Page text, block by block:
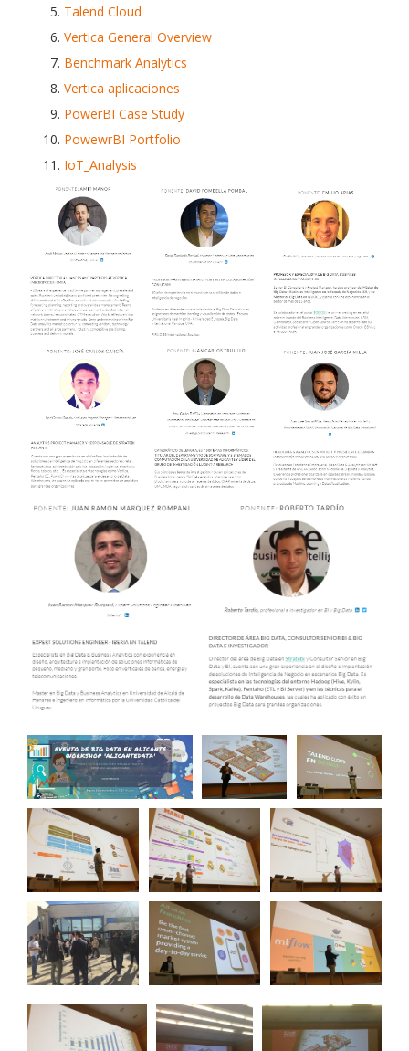
Talend Cloud
Vertica General Overview
Benchmark Analytics
Vertica aplicaciones
PowerBI Case Study
PowewrBI Portfolio
IoT_Analysis